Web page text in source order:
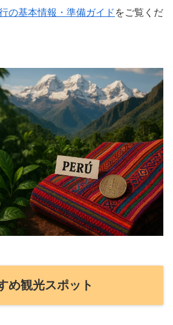
の基本情報・準備ガイド をご覧くだ
め観光スポット